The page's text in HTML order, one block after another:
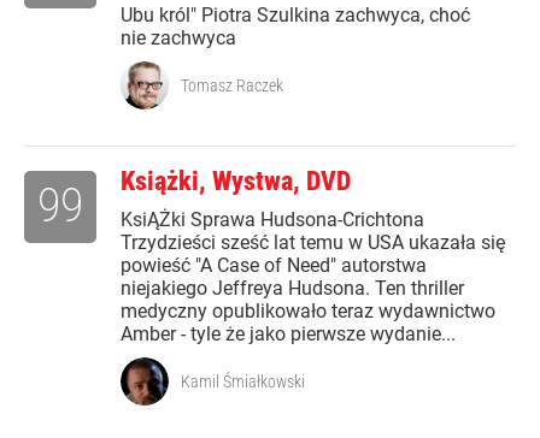
Ubu król" Piotra Szulkina zachwyca, choć
nie zachwyca
Tomasz Raczek
Książki, Wystwa, DVD
KsiĄŻki Sprawa Hudsona-Crichtona
Trzydzieści sześć lat temu w USA ukazała się
powieść "A Case of Need" autorstwa
niejakiego Jeffreya Hudsona. Ten thriller
medyczny opublikowało teraz wydawnictwo
Amber - tyle że jako pierwsze wydanie...
99
Kamil Śmiałkowski